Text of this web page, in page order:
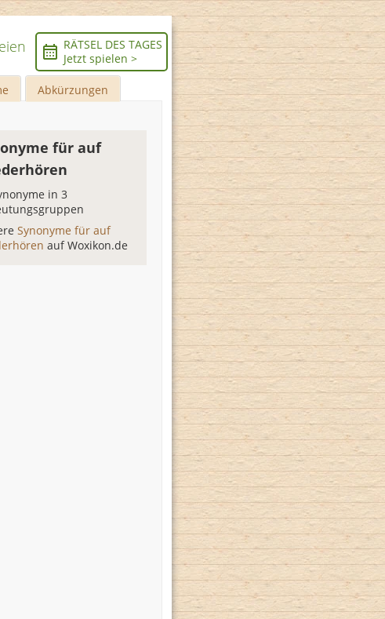
RÄTSEL DES TAGES
Jetzt spielen >
Abkürzungen
für auf
in 3
Synonyme für auf
auf Woxikon.de